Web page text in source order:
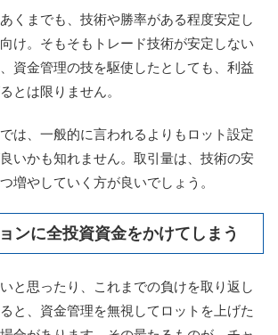
くまでも、技術や勝率がある程度安定し
け。そもそもトレード技術が安定しない
資金管理の技を駆使したとしても、利益
とは限りません。
は、一般的に言われるよりもロット設定
いかも知れません。取引量は、技術の安
増やしていく方が良いでしょう。
ンに全投資資金をかけてしまう
と思ったり、これまでの負けを取り返し
と、資金管理を無視してロットを上げた